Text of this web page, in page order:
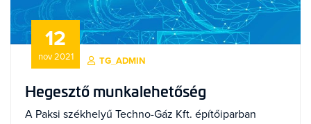
12
nov 2021 TG_ADMIN
Hegesztő munkalehetőség
A Paksi székhelyű Techno-Gáz Kft. építőiparban